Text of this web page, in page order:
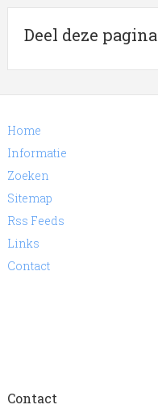
Deel deze pagina
Home
Informatie
Zoeken
Sitemap
Rss Feeds
Links
Contact
Contact